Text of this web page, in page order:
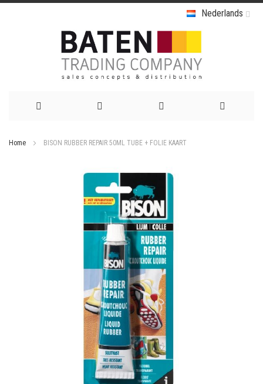
Nederlands
Home BISON RUBBER REPAIR 50ML TUBE + FOLIE KAART